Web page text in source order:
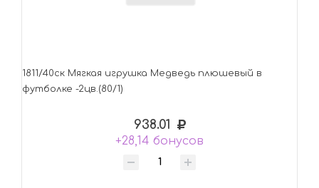
1811/40ск Mягкая игрушка Медведь плюшевый в
футболке -2цв.(80/1)
938.01
+28,14 бонусов